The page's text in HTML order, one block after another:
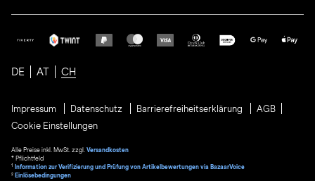
DE AT CH
Impressum Datenschutz Barrierefreiheitserklärung
AGB
Cookie Einstellungen
Alle Preise inkl. MwSt. zzgl. Versandkosten
* Pflichtfeld
1
Information zur Verifizierung und Prüfung von Artikelbewertungen via BazaarVoice
² Einlösebedingungen